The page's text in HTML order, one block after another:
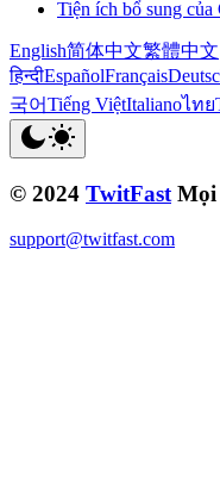
Tiện ích bổ sung của
English简体中文繁體中文
हिन्दीEspañolFrançais
국어Tiếng ViệtItalianoไทย
© 2024 TwitFast Mọi
support@twitfast.com